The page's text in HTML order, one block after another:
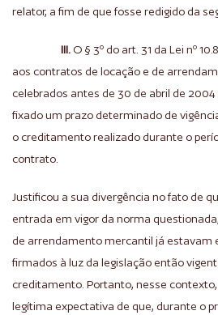
relator, a fim de que fosse redigido da
III.O § 3º do art. 31 da Lei nº
aos contratos de locação e de
celebrados antes de 30 de abril de
fixado um prazo determinado de
o creditamento realizado durante o
contrato.
Justificou a sua divergência no fato de
entrada em vigor da norma
de arrendamento mercantil já estavam
firmados à luz da legislação então
creditamento. Portanto, nesse
legítima expectativa de que, durante o